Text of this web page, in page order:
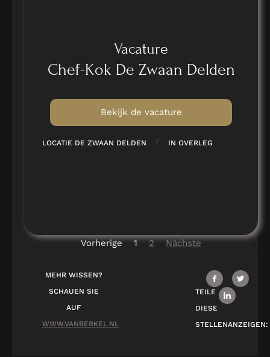
Vacature
Chef-Kok De Zwaan Delden
Bekijk de vacature
LOCATIE DE ZWAAN DELDEN / IN OVERLEG
Vorherige 1 2 Nächste
MEHR WISSEN?
SCHAUEN SIE
AUF
WWW.VANBERKEL.NL
TEILE
DIESE
STELLENANZEIGEN: